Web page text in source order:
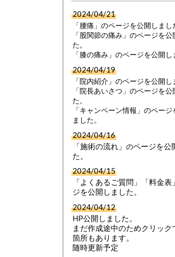
2024/04/21
「腰痛」のページを公開しまし
「股関節の痛み」のページを公
た。
「膝の痛み」のページを公開し
2024/04/19
「院内紹介」のページを公開し
「院長あいさつ」のページを公
た。
「キャンペーン情報」のページ
ました。
2024/04/16
「施術の流れ」 のページを公
た。
2024/04/15
「よくあるご質問」「料金表
ジを公開しました。
2024/04/12
HP公開しました。
まだ作成途中のためクリック
箇所もあります。
随時更新予定